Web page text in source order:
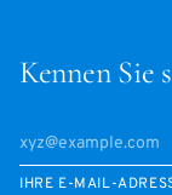
Kennen Sie
IHRE E-MAIL-